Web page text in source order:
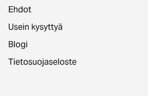
Ehdot
Usein kysyttyä
Blogi
Tietosuojaseloste